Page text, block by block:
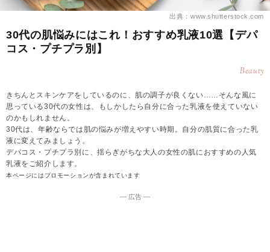
出典：www.shutterstock.com
30代の肌悩みにはこれ！おすすめ乳液10選【デパ
コス・プチプラ別】
Beauty
きちんとスキンケアをしているのに、肌の調子が良くない……そんな風に
思っている30代の女性は、もしかしたら自分に合った乳液を使えていない
のかもしれません。
30代は、年齢ならでは肌の悩みが増えやすい時期。自分の肌質に合った乳
液に変えてみましょう。
デパコス・プチプラ別に、揺らぎがちな大人の女性の肌におすすめの人気
乳液をご紹介します。
本ページにはプロモーションが含まれています
― 広告 ―